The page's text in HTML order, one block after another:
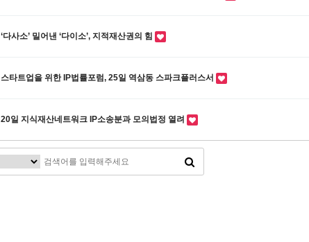
‘다사소’ 밀어낸 ‘다이소’, 지적재산권의 힘
스타트업을 위한 IP법률포럼, 25일 역삼동 스파크플러스서
20일 지식재산네트워크 IP소송분과 모의법정 열려